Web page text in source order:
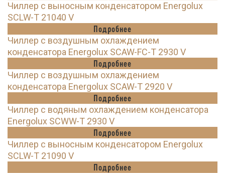
Чиллер с выносным конденсатором Energolux
SCLW-T 21040 V
Подробнее
Чиллер с воздушным охлаждением
конденсатора Energolux SCAW-FC-T 2930 V
Подробнее
Чиллер с воздушным охлаждением
конденсатора Energolux SCAW-T 2920 V
Подробнее
Чиллер с водяным охлаждением конденсатора
Energolux SCWW-T 2930 V
Подробнее
Чиллер с выносным конденсатором Energolux
SCLW-T 21090 V
Подробнее